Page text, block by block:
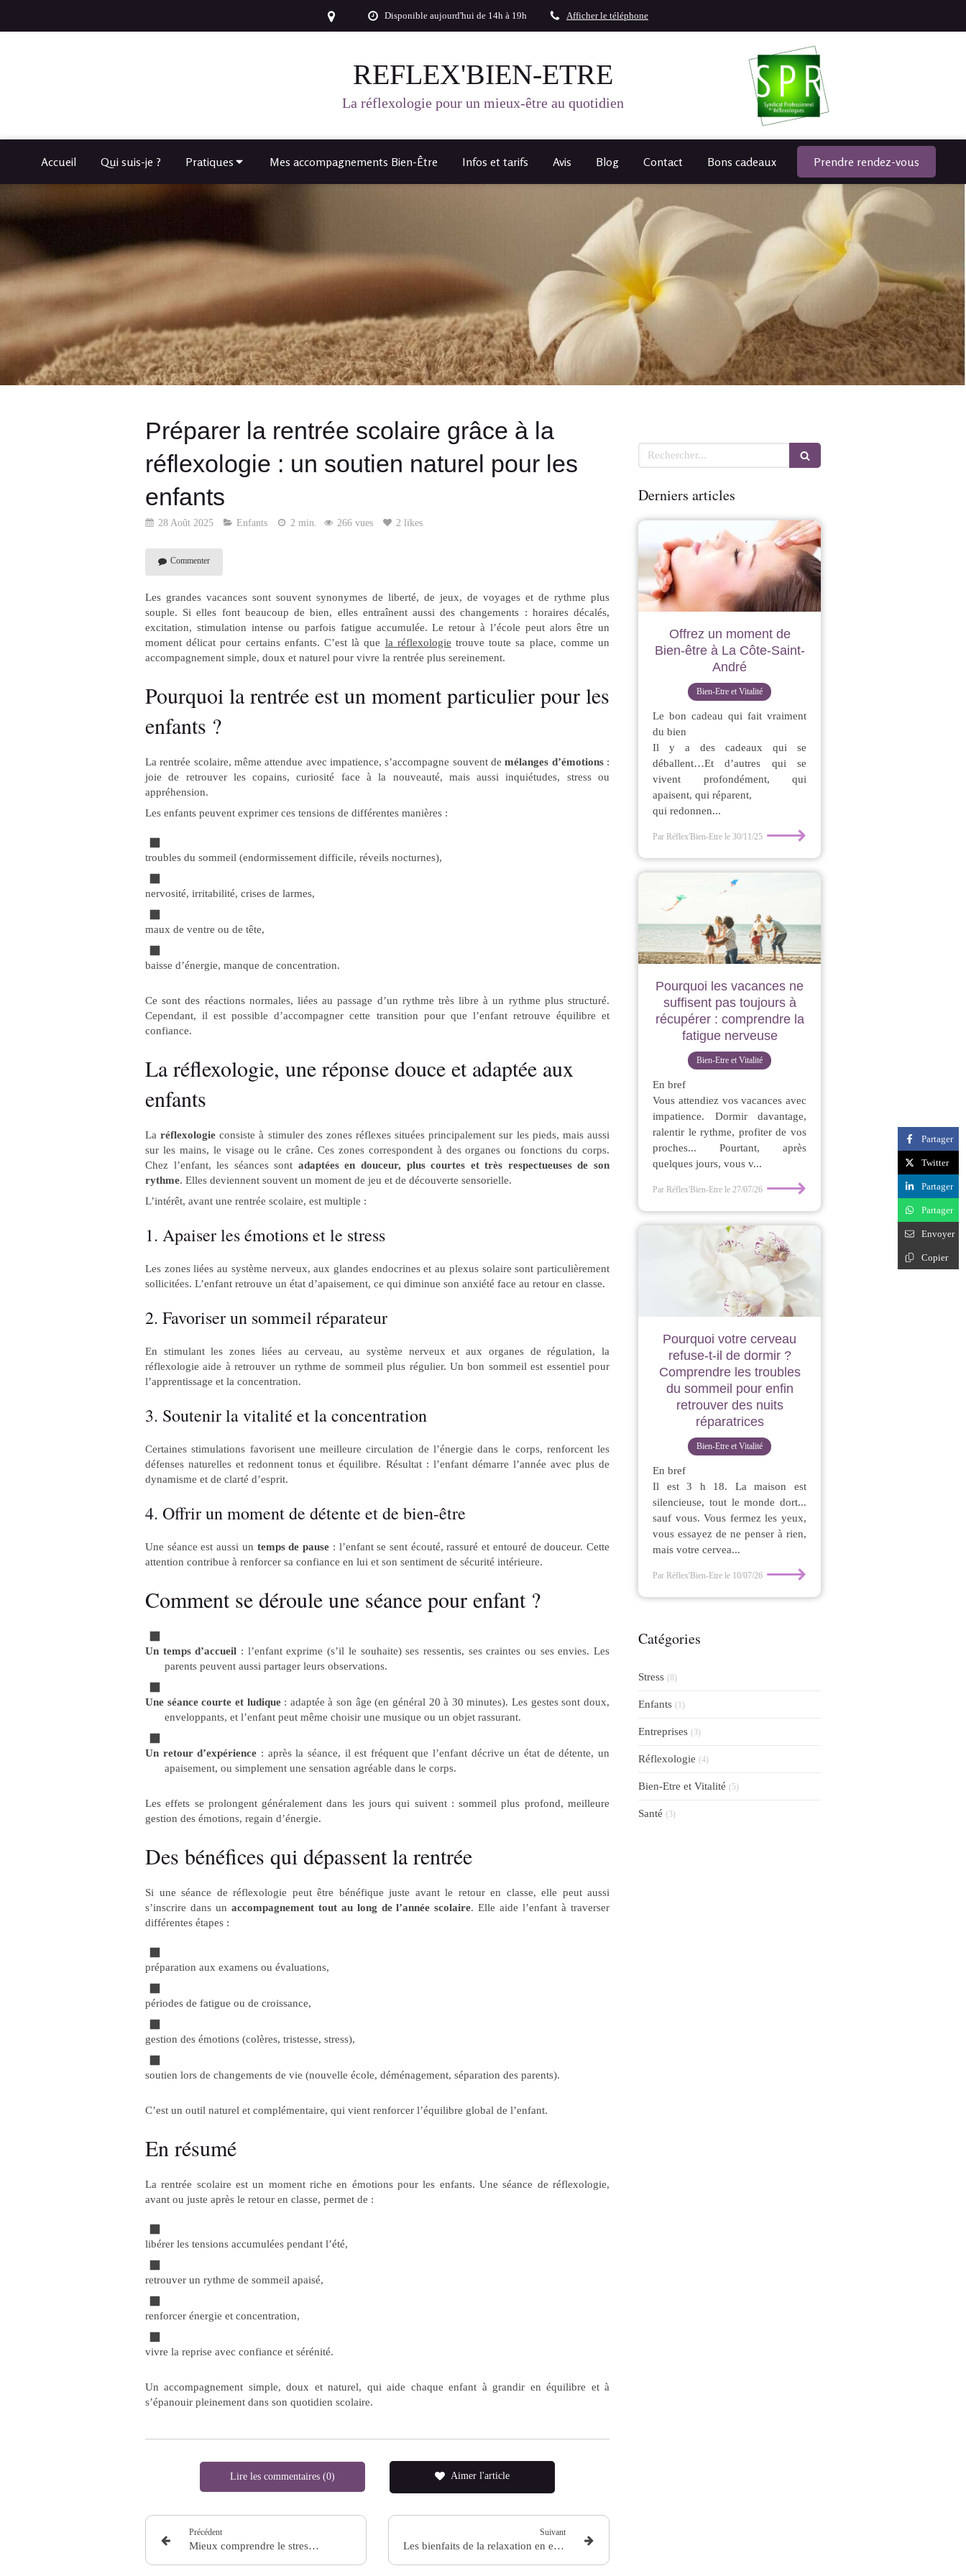
Disponible aujourd'hui de 14h à 19h Afficher le téléphone
REFLEX'BIEN-ETRE
La réflexologie pour un mieux-être au quotidien
Accueil Qui suis-je ? Pratiques Mes accompagnements Bien-Être Infos et tarifs Avis Blog Contact Bons cadeaux Prendre rendez-vous
Préparer la rentrée scolaire grâce à la
réflexologie : un soutien naturel pour les
enfants
28 Août 2025 Enfants 2 min. 266 vues 2 likes
Commenter
Les grandes vacances sont souvent synonymes de liberté, de jeux, de voyages et de rythme plus
souple. Si elles font beaucoup de bien, elles entraînent aussi des changements : horaires décalés,
excitation, stimulation intense ou parfois fatigue accumulée. Le retour à l’école peut alors être un
moment délicat pour certains enfants. C’est là que la réflexologie trouve toute sa place, comme un
accompagnement simple, doux et naturel pour vivre la rentrée plus sereinement.
Pourquoi la rentrée est un moment particulier pour les
enfants ?
La rentrée scolaire, même attendue avec impatience, s’accompagne souvent demélanges d’émotions:
joie de retrouver les copains, curiosité face à la nouveauté, mais aussi inquiétudes, stress ou
appréhension.
Les enfants peuvent exprimer ces tensions de différentes manières :
troubles du sommeil (endormissement difficile, réveils nocturnes),
nervosité, irritabilité, crises de larmes,
maux de ventre ou de tête,
baisse d’énergie, manque de concentration.
Ce sont des réactions normales, liées au passage d’un rythme très libre à un rythme plus structuré.
Cependant, il est possible d’accompagner cette transition pour que l’enfant retrouve équilibre et
confiance.
La réflexologie, une réponse douce et adaptée aux
enfants
Laréflexologie consiste à stimuler des zones réflexes situées principalement sur les pieds, mais aussi
sur les mains, le visage ou le crâne. Ces zones correspondent à des organes ou fonctions du corps.
Chez l’enfant, les séances sont adaptées en douceur, plus courtes et très respectueuses de son
rythme. Elles deviennent souvent un moment de jeu et de découverte sensorielle.
L’intérêt, avant une rentrée scolaire, est multiple :
1. Apaiser les émotions et le stress
Les zones liées au système nerveux, aux glandes endocrines et au plexus solaire sont particulièrement
sollicitées. L’enfant retrouve un état d’apaisement, ce qui diminue son anxiété face au retour en classe.
2. Favoriser un sommeil réparateur
En stimulant les zones liées au cerveau, au système nerveux et aux organes de régulation, la
réflexologie aide à retrouver un rythme de sommeil plus régulier. Un bon sommeil est essentiel pour
l’apprentissage et la concentration.
3. Soutenir la vitalité et la concentration
Certaines stimulations favorisent une meilleure circulation de l’énergie dans le corps, renforcent les
défenses naturelles et redonnent tonus et équilibre. Résultat : l’enfant démarre l’année avec plus de
dynamisme et de clarté d’esprit.
4. Offrir un moment de détente et de bien-être
Une séance est aussi un temps de pause : l’enfant se sent écouté, rassuré et entouré de douceur. Cette
attention contribue à renforcer sa confiance en lui et son sentiment de sécurité intérieure.
Comment se déroule une séance pour enfant ?
Un temps d’accueil : l’enfant exprime (s’il le souhaite) ses ressentis, ses craintes ou ses envies. Les
parents peuvent aussi partager leurs observations.
Une séance courte et ludique: adaptée à son âge (en général 20 à 30 minutes). Les gestes sont doux,
enveloppants, et l’enfant peut même choisir une musique ou un objet rassurant.
Un retour d’expérience : après la séance, il est fréquent que l’enfant décrive un état de détente, un
apaisement, ou simplement une sensation agréable dans le corps.
Les effets se prolongent généralement dans les jours qui suivent : sommeil plus profond, meilleure
gestion des émotions, regain d’énergie.
Des bénéfices qui dépassent la rentrée
Si une séance de réflexologie peut être bénéfique juste avant le retour en classe, elle peut aussi
s’inscrire dans un accompagnement tout au long de l’année scolaire. Elle aide l’enfant à traverser
différentes étapes :
préparation aux examens ou évaluations,
périodes de fatigue ou de croissance,
gestion des émotions (colères, tristesse, stress),
soutien lors de changements de vie (nouvelle école, déménagement, séparation des parents).
C’est un outil naturel et complémentaire, qui vient renforcer l’équilibre global de l’enfant.
En résumé
La rentrée scolaire est un moment riche en émotions pour les enfants. Une séance de réflexologie,
avant ou juste après le retour en classe, permet de :
libérer les tensions accumulées pendant l’été,
retrouver un rythme de sommeil apaisé,
renforcer énergie et concentration,
vivre la reprise avec confiance et sérénité.
Un accompagnement simple, doux et naturel, qui aide chaque enfant à grandir en équilibre et à
s’épanouir pleinement dans son quotidien scolaire.
Lire les commentaires (0) Aimer l'article
Précédent
Mieux comprendre le stress pour mieux le traverser
Suivant
Les bienfaits de la relaxation en entreprise
Partager
Twitter
Partager
Partager
Envoyer
Copier
Rechercher
Derniers articles
Offrez un moment de
Bien-être à La Côte-Saint-
André
Bien-Etre et Vitalité
Le bon cadeau qui fait vraiment
du bien
Il y a des cadeaux qui se
déballent…Et d’autres qui se
vivent profondément, qui
apaisent, qui réparent,
qui redonnen...
Par Réflex'Bien-Etre le 30/11/25 ⟶
Pourquoi les vacances ne
suffisent pas toujours à
récupérer : comprendre la
fatigue nerveuse
Bien-Etre et Vitalité
En bref
Vous attendiez vos vacances avec
impatience. Dormir davantage,
ralentir le rythme, profiter de vos
proches... Pourtant, après
quelques jours, vous v...
Par Réflex'Bien-Etre le 27/07/26 ⟶
Pourquoi votre cerveau
refuse-t-il de dormir ?
Comprendre les troubles
du sommeil pour enfin
retrouver des nuits
réparatrices
Bien-Etre et Vitalité
En bref
Il est 3 h 18. La maison est
silencieuse, tout le monde dort...
sauf vous. Vous fermez les yeux,
vous essayez de ne penser à rien,
mais votre cervea...
Par Réflex'Bien-Etre le 10/07/26 ⟶
Catégories
Stress (8)
Enfants (1)
Entreprises (3)
Réflexologie (4)
Bien-Etre et Vitalité (5)
Santé (3)